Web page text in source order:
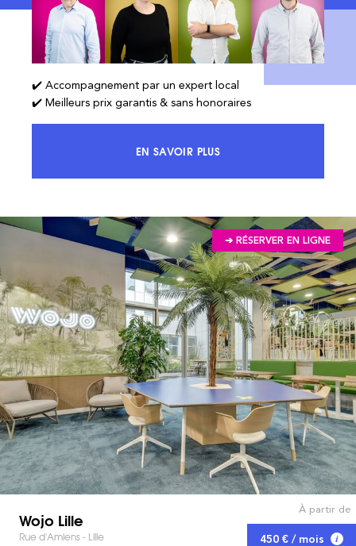
✔️ Accompagnement par un expert local
✔️ Meilleurs prix garantis & sans honoraires
EN SAVOIR PLUSACCÉDEZ À 100% DU MARCHÉ ET
➔ RÉSERVER EN LIGNE
Wojo Lille
Rue d'Amiens - Lille
À partir de
450 € / mois